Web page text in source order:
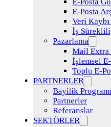
E-Posta
E-Posta
Veri
İş
Pazarlama
Mail Extra
İşlemsel
Toplu E-
PARTNERLER
Bayilik
Partnerler
Referanslar
SEKTÖRLER